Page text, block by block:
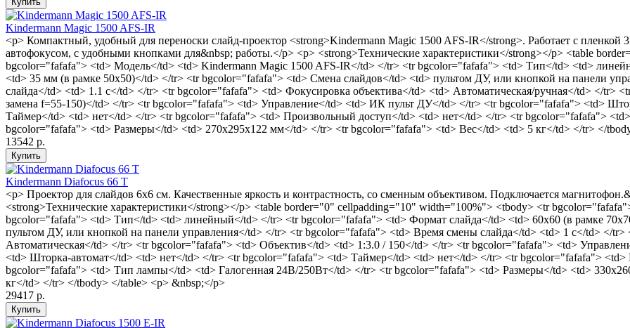
Kindermann Magic 1500 AFS-IR
<p> Компактный, удобный для переноски слайд-проектор <strong>Kindermann Magic 1500 AFS-IR</strong>. Работает с
автофокусом, с удобными кнопками для&nbsp; работы.</p> <p> <strong>Технические характеристики</strong></p> <table
bgcolor="fafafa"> <td> Модель</td> <td> Kindermann Magic 1500 AFS-IR</td> </tr> <tr bgcolor="fafafa"> <td> Тип</td> <td>
<td> 35 мм (в рамке 50х50)</td> </tr> <tr bgcolor="fafafa"> <td> Смена слайдов</td> <td> пультом ДУ, или кнопкой на панели
слайда</td> <td> 1.1 c</td> </tr> <tr bgcolor="fafafa"> <td> Фокусировка объектива</td> <td> Автоматическая/ручная</td> </tr>
замена f=55-150)</td> </tr> <tr bgcolor="fafafa"> <td> Управление</td> <td> ИК пульт ДУ</td> </tr> <tr bgcolor="fafafa"> <td>
Таймер</td> <td> нет</td> </tr> <tr bgcolor="fafafa"> <td> Произвольный доступ</td> <td> нет</td> </tr> <tr bgcolor="fafafa">
bgcolor="fafafa"> <td> Размеры</td> <td> 270х295х122 мм</td> </tr> <tr bgcolor="fafafa"> <td> Вес</td> <td> 5 кг</td> </tr> </
13542 р.
Kindermann Diafocus 66 T
<p> Проектор для слайдов 6х6 см. Качественные яркость и контрастность, со сменным объективом. Подключается
<strong>Технические характеристики</strong></p> <table border="0" cellpadding="10" width="100%"> <tbody> <tr
bgcolor="fafafa"> <td> Тип</td> <td> линейный</td> </tr> <tr bgcolor="fafafa"> <td> Формат слайда</td> <td> 60x60 (в рамке
пультом ДУ, или кнопкой на панели управления</td> </tr> <tr bgcolor="fafafa"> <td> Время смены слайда</td> <td> 1 c</td> </
Автоматическая</td> </tr> <tr bgcolor="fafafa"> <td> Объектив</td> <td> 1:3.0 / 150</td> </tr> <tr bgcolor="fafafa"> <td>
<td> Шторка-автомат</td> <td> нет</td> </tr> <tr bgcolor="fafafa"> <td> Таймер</td> <td> нет</td> </tr> <tr bgcolor="fafafa">
bgcolor="fafafa"> <td> Тип лампы</td> <td> Галогенная 24В/250Вт</td> </tr> <tr bgcolor="fafafa"> <td> Размеры</td> <td>
кг</td> </tr> </tbody> </table> <p> &nbsp;</p>
29417 р.